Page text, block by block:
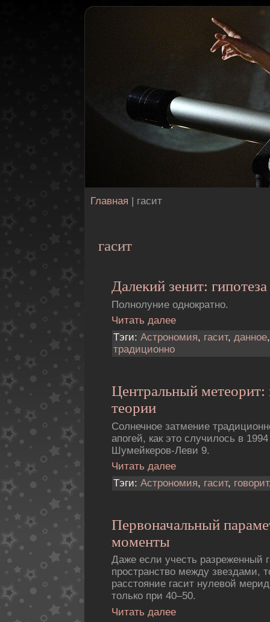
Главная | гасит
гасит
Далекий зенит:
Полнолуние однократно.
Читать далее
Тэги: Астрономия, гасит, данное
традиционно
Центральный метеорит:
теории
Солнечное затмение
апогей, как это случилось в
Шумейкеpов-Леви 9.
Читать далее
Тэги: Астрономия, гасит, говорит
Первоначальный
моменты
Даже если учесть разреженный
пространство между звездами,
расстояние гасит нулевой
только при 40–50.
Читать далее